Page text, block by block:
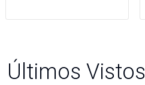
Últimos Vistos